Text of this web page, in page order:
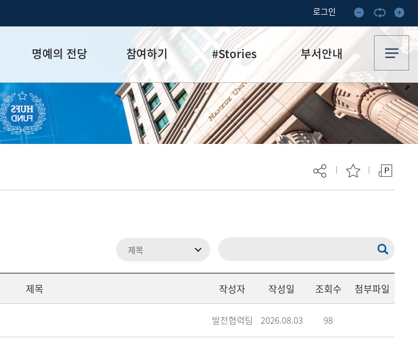
로그인
명예의 전당
HUFS Honor
Diamond Club
Platinum Club
참여하기
참여방법
기부하기
잠재기부자 추천
#Stories
기부·수혜스토리
기금소식
이달의 기부자
부서안내
업무안내
오시는 길
제목 작성자 작성일 조회수 첨부파일
발전협력팀 2026.08.03 98